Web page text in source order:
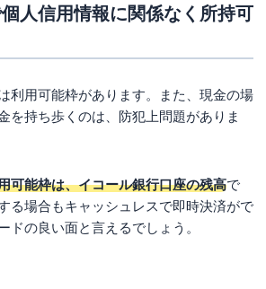
人信用情報に関係なく所持可
利用可能枠があります。また、現金の場
を持ち歩くのは、防犯上問題がありま
可能枠は、イコール銀行口座の残高で
る場合もキャッシュレスで即時決済がで
ドの良い面と言えるでしょう。